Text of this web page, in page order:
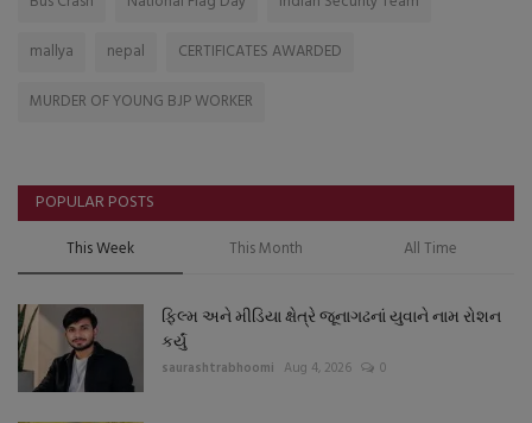
mallya
nepal
CERTIFICATES AWARDED
MURDER OF YOUNG BJP WORKER
POPULAR POSTS
This Week This Month All Time
ફિલ્મ અને મીડિયા ક્ષેત્રે જૂનાગઢનાં યુવાને નામ રોશન
કર્યું
saurashtrabhoomi Aug 4, 2026 0